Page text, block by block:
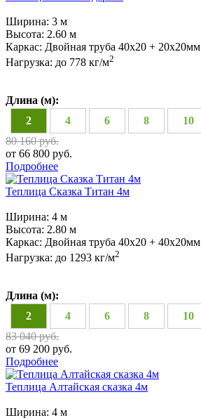
Ширина: 3 м
Высота: 2.60 м
Каркас: Двойная труба 40х20 + 20х20мм
Нагрузка: до 778 кг/м2
Длина (м):
2
4 6 8
10
80 160 руб.
от 66 800 руб.
Подробнее
Теплица Сказка Титан 4м
Ширина: 4 м
Высота: 2.80 м
Каркас: Двойная труба 40x20 + 40х20мм
Нагрузка: до 1293 кг/м2
Длина (м):
2
4 6 8
10
83 040 руб.
от 69 200 руб.
Подробнее
Теплица Алтайская сказка 4м
Ширина: 4 м